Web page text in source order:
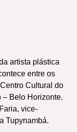
artista plástica
entre os
Cultural do
– Belo Horizonte.
vice-
Tupynambá.